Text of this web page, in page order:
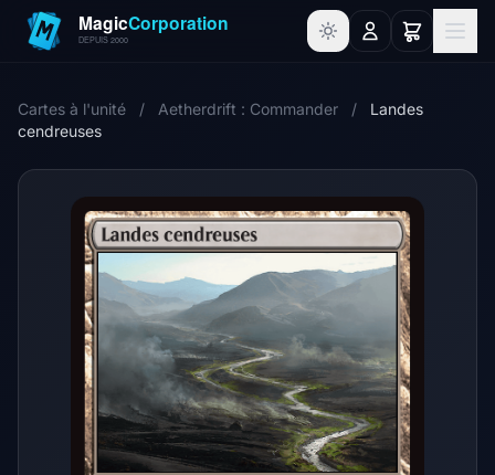
Cartes à l'unité / Aetherdrift : Commander /
Landes
cendreuses